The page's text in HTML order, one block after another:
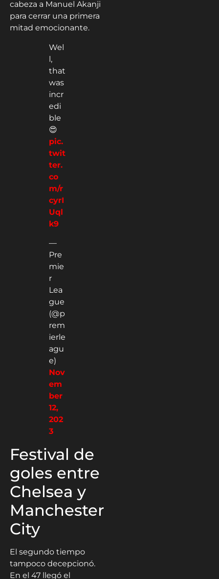
cabeza a Manuel Akanji
para cerrar una primera
mitad emocionante.
Wel
l,
that
was
incr
edi
ble
😍
pic.
twit
ter.
co
m/r
cyrI
Uql
k9
—
Pre
mie
r
Lea
gue
(@p
rem
ierle
agu
e)
Nov
em
ber
12,
202
3
Festival de
goles entre
Chelsea y
Manchester
City
El segundo tiempo
tampoco decepcionó.
En el 47 llegó el